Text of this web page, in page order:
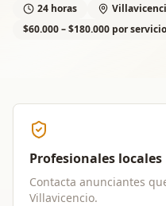
24 horas
$60.000 – $180.000 por servicio
Profesionales locales
Contacta anunciantes
Villavicencio.